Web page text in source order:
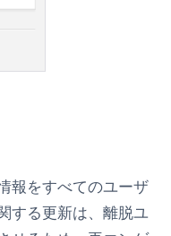
報をすべてのユーザ
する更新は、離脱ユ